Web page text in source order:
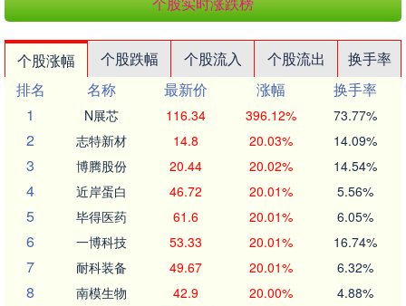
个股涨幅 个股跌幅 个股流入 个股流出
换手率
排名
名称 最新价 涨幅
换手率
1
N展芯 116.34 396.12% 73.77%
2 志特新材 14.8 20.03% 14.09%
3 博腾股份 20.44 20.02% 14.54%
4 近岸蛋白 46.72 20.01% 5.56%
5 毕得医药 61.6 20.01% 6.05%
6 一博科技 53.33 20.01% 16.74%
7 耐科装备 49.67 20.01% 6.32%
8 南模生物 42.9 20.00% 4.88%